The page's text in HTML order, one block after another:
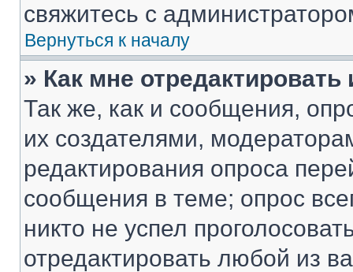
свяжитесь с
Вернуться к началу
» Как мне
Так же, как и сообщения,
их создателями,
редактирования опроса
сообщения в теме; опрос
никто не успел
отредактировать любой из